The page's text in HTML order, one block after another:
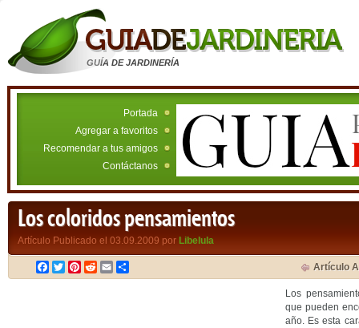
GUÍA DE JARDINERÍA
Portada
Agregar a favoritos
Recomendar a tus amigos
Contáctanos
Los coloridos pensamientos
Artículo Publicado el 03.09.2009 por Libelula
Facebook
TwitterPinterest
RedditEmail Artículo
Los
que pueden
año. Es esta